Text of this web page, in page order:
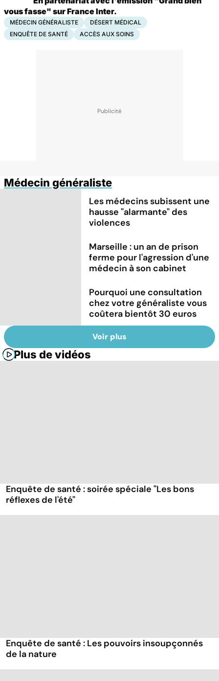
vous fasse" sur France Inter.
MÉDECIN GÉNÉRALISTE
DÉSERT MÉDICAL
ENQUÊTE DE SANTÉ
ACCÈS AUX SOINS
Médecin généraliste
Les médecins subissent une
hausse "alarmante" des
violences
Marseille : un an de prison
ferme pour l'agression d'une
médecin à son cabinet
Pourquoi une consultation
chez votre généraliste vous
coûtera bientôt 30 euros
Voir plus
Plus de vidéos
Enquête de santé : soirée spéciale "Les bons
réflexes de l'été"
Enquête de santé : Les pouvoirs insoupçonnés
de la nature